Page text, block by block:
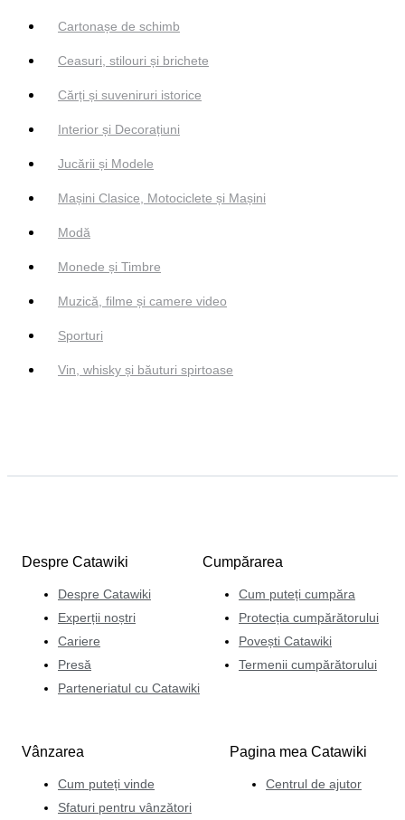
Cartonașe de schimb
Ceasuri, stilouri și brichete
Cărți și suveniruri istorice
Interior și Decorațiuni
Jucării și Modele
Mașini Clasice, Motociclete și Mașini
Modă
Monede și Timbre
Muzică, filme și camere video
Sporturi
Vin, whisky și băuturi spirtoase
Despre Catawiki
Despre Catawiki
Experții noștri
Cariere
Presă
Parteneriatul cu Catawiki
Cumpărarea
Cum puteți cumpăra
Protecția cumpărătorului
Povești Catawiki
Termenii cumpărătorului
Vânzarea
Cum puteți vinde
Sfaturi pentru vânzători
Pagina mea Catawiki
Centrul de ajutor